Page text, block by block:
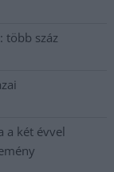
több száz
a két évvel